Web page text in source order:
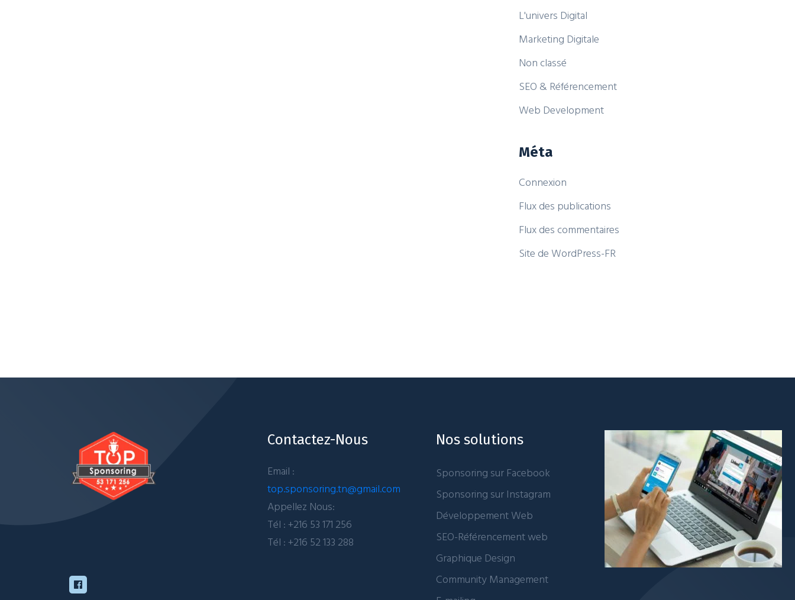
L'univers Digital
Marketing Digitale
Non classé
SEO & Référencement
Web Development
Méta
Connexion
Flux des publications
Flux des commentaires
Site de WordPress-FR
Contactez-Nous
Email :
top.sponsoring.tn@gmail.com
Appellez Nous:
Tél : +216 53 171 256
Tél : +216 52 133 288
Nos solutions
Sponsoring sur Facebook
Sponsoring sur Instagram
Développement Web
SEO-Référencement web
Graphique Design
Community Management